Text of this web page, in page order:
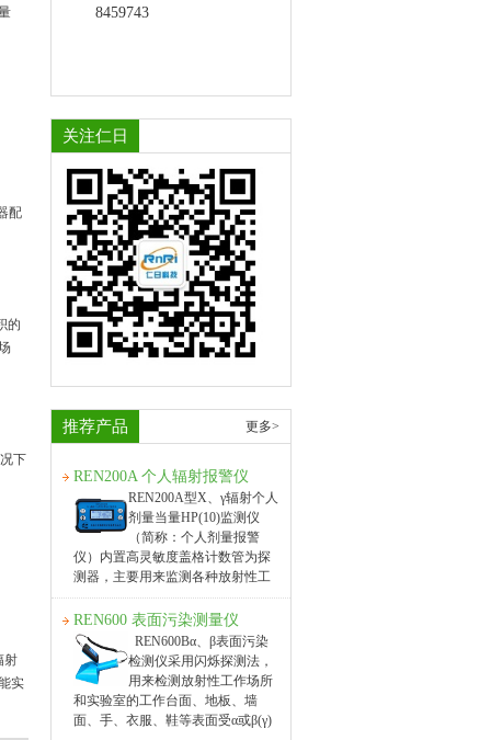
8459743
关注仁日
推荐产品 更多>
REN200A 个人辐射报警仪
REN200A型X、γ辐射个人
剂量当量HP(10)监测仪
（简称：个人剂量报警
仪）内置高灵敏度盖格计数管为探
测器，主要用来监测各种放射性工
作场所中个人的X、γ以及硬β射线的
辐射，具有响应快，测量范围宽的
特点。能显示工作场所的剂量当量
率和累积剂量，更换电池时，日期
及累积数据能永久保存。可选配
RenRiP
REN600 表面污染测量仪
REN600Bα、β表面污染
检测仪采用闪烁探测法，
用来检测放射性工作场所
和实验室的工作台面、地板、墙
面、手、衣服、鞋等表面受α或β(γ)
配
的
下
射
实